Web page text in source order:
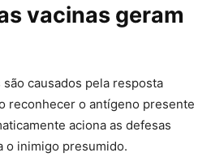
vacinas geram
causados pela resposta
reconhecer o antígeno presente
aciona as defesas
o inimigo presumido.